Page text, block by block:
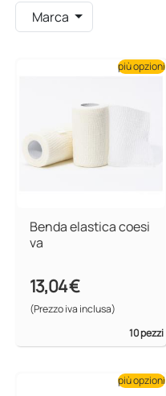
Marca
Benda elastica coesi
va
13,04 €
(Prezzo iva inclusa)
10 pezzi
più opzioni
più opzioni